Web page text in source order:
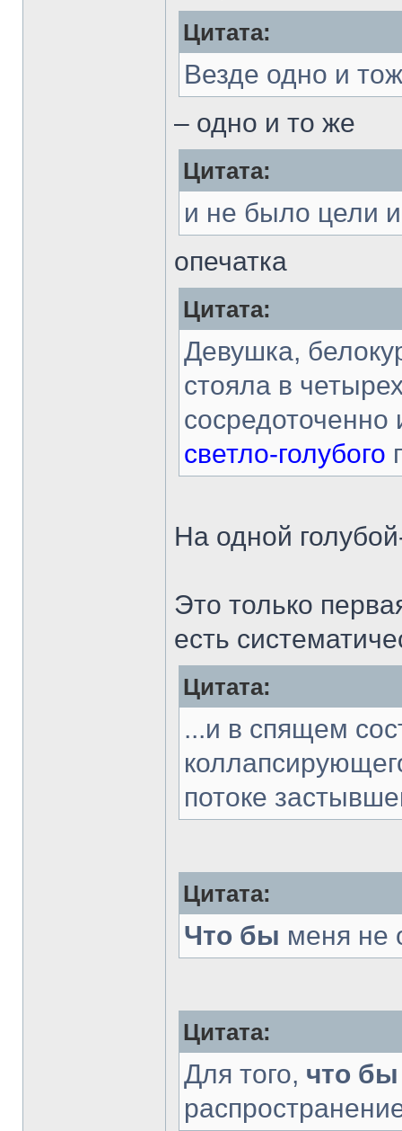
Цитата:
Везде одно и
– одно и то же
Цитата:
и не было цели
опечатка
Цитата:
Девушка,
стояла в
сосредоточенно
светло-голубого
На одной
Это только
есть
Цитата:
...и в спящем
потоке
Цитата:
Что бы меня не
Цитата:
Для того, что бы